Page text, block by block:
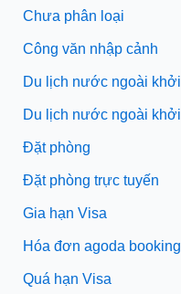
Chưa phân loại
Công văn nhập cảnh
Du lịch nước ngoài
Du lịch nước ngoài
Đặt phòng
Đặt phòng trực tuyến
Gia hạn Visa
Hóa đơn agoda booking
Quá hạn Visa